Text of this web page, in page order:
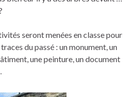
seront menées en classe pour
du passé : un monument, un
une peinture, un document